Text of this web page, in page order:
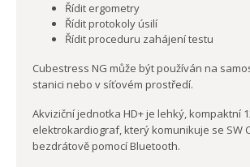
Řídit ergometry
Řídit protokoly úsilí
Řídit proceduru zahájení testu
Cubestress NG může být používán na
stanici nebo v síťovém prostředí.
Akviziční jednotka HD+ je lehký, kompaktní
elektrokardiograf, který komunikuje se SW
bezdrátově pomocí Bluetooth.